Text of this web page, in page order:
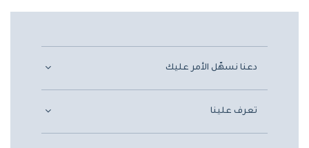
دعنا نسهّل الأمر عليك
تعرف علينا